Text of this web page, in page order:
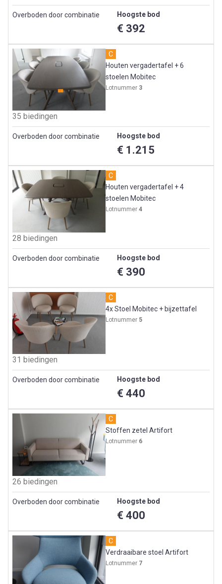
Overboden door combinatie Hoogste bod
€ 392
C
Houten vergadertafel + 6
stoelen Mobitec
Lotnummer 3
35 biedingen
Overboden door combinatie Hoogste bod
€ 1.215
C
Houten vergadertafel + 4
stoelen Mobitec
Lotnummer4
28 biedingen
Overboden door combinatie Hoogste bod
€ 390
C
4x Stoel Mobitec + bijzettafel
Lotnummer 5
31 biedingen
Overboden door combinatie Hoogste bod
€ 440
C
Stoffen zetel Artifort
Lotnummer 6
26 biedingen
Overboden door combinatie Hoogste bod
€ 400
C
Verdraaibare stoel Artifort
Lotnummer 7